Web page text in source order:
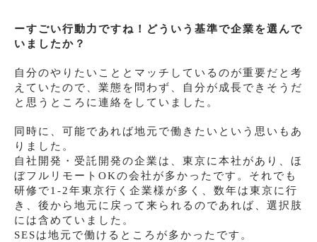
ーすごい行動力ですね！どういう基準で企業を選んで
いましたか？
自分のやりたいこととマッチしているのが重要だと考
えていたので、業態を問わず、自分が成長できそうだ
と思うところに連絡をしていました。
同時に、可能であれば地元で働きたいという思いもあ
りました。
自社開発・受託開発の企業は、東京に本社があり、ほ
ぼフルリモートOKの会社が多かったです。それでも
研修で1-2年東京行く企業様が多く、数年は東京に行
き、後から地元に戻って来られるのであれば、選択肢
には含めていました。
SESは地元で働けるところが多かったです。